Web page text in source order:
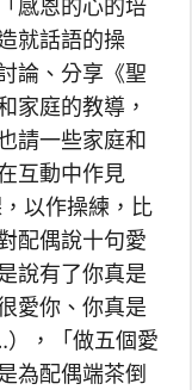
就話語的操
論、分享《聖
家庭的教導，
請一些家庭和
互動中作見
以作操練，比
配偶說十句愛
說有了你真是
愛你、你真是
，「做五個愛
為配偶端茶倒